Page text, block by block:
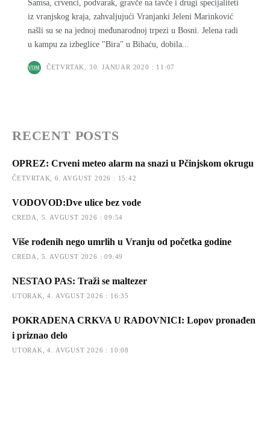
Samsa, crvenci, podvarak, gravče na tavče i drugi specijaliteti
iz vranjskog kraja, zahvaljujući Vranjanki Jeleni Marinković
našli su se na jednoj međunarodnoj trpezi u Bosni. Jelena radi
u kampu za izbeglice "Bira" u Bihaću, dobila...
ČETVRTAK, 30. JANUAR 2020 : 11:07
RECENT POSTS
OPREZ: Crveni meteo alarm na snazi u Pčinjskom okrugu
ČETVRTAK, 6. AVGUST 2026 : 15:42
VODOVOD:Dve ulice bez vode
CREDA, 5. AVGUST 2026 : 09:54
Više rođenih nego umrlih u Vranju od početka godine
CREDA, 5. AVGUST 2026 : 09:49
NESTAO PAS: Traži se maltezer
UTORAK, 4. AVGUST 2026 : 16:35
POKRADENA CRKVA U RADOVNICI: Lopov pronađen
i priznao delo
UTORAK, 4. AVGUST 2026 : 10:08